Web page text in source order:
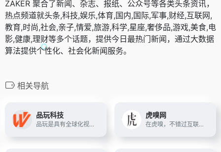
ZAKER 聚合了新闻、杂志、报纸、公众号等各类头条资讯，
热点频道就头条,科技,娱乐,体育,国内,国际,军事,财经,互联网,
教育,时尚,社会,亲子,情爱,旅游,科学,星座,奢侈品,游戏,美食,电
影,健康,理财等多个话题，提供今日最热门新闻，通过大数据
算法提供个性化、社会化新闻服务。
相关导航
品玩科技
品玩是具有全球化视野的科技内容平台和创新连接器，致力于服务全球科技创新者。
虎嗅网
在虎嗅，不错过互联网的每个重要 时刻。